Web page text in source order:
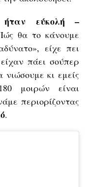
εύκολή –
θα το κάνουμε
είχε πει
πάει σούπερ
κι εμείς
μοιρών είναι
περιορίζοντας
.